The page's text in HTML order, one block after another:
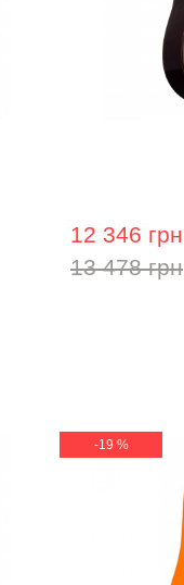
12 346 грн
13 478 грн
-19 %